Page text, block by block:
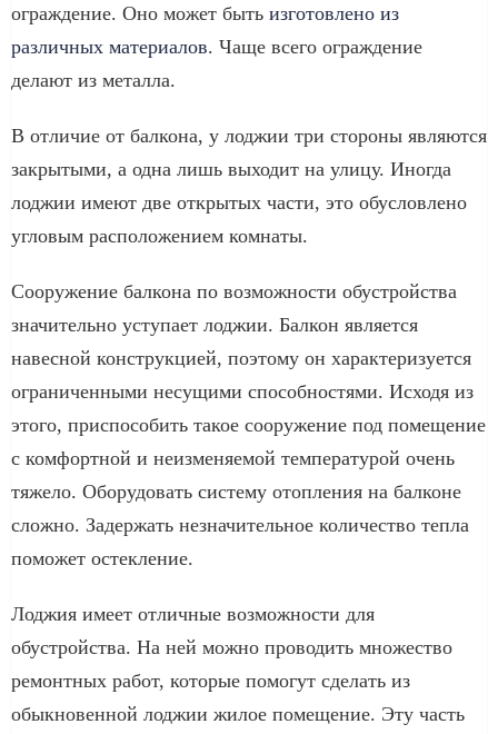
ограждение. Оно может быть изготовлено из
различных материалов. Чаще всего ограждение
делают из металла.
В отличие от балкона, у лоджии три стороны являются
закрытыми, а одна лишь выходит на улицу. Иногда
лоджии имеют две открытых части, это обусловлено
угловым расположением комнаты.
Сооружение балкона по возможности обустройства
значительно уступает лоджии. Балкон является
навесной конструкцией, поэтому он характеризуется
ограниченными несущими способностями. Исходя из
этого, приспособить такое сооружение под помещение
с комфортной и неизменяемой температурой очень
тяжело. Оборудовать систему отопления на балконе
сложно. Задержать незначительное количество тепла
поможет остекление.
Лоджия имеет отличные возможности для
обустройства. На ней можно проводить множество
ремонтных работ, которые помогут сделать из
обыкновенной лоджии жилое помещение. Эту часть